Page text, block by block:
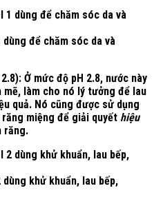
để chăm sóc da và
Ở mức độ pH 2.8, nước này
làm cho nó lý tưởng để lau
quả. Nó cũng được sử dụng
miệng để giải quyết hiệu
răng.
khử khuẩn, lau bếp,